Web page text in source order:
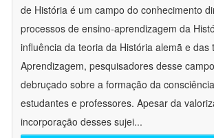
de História é um campo do conhecimento
processos de ensino-aprendizagem da
influência da teoria da História alemã e das
Aprendizagem, pesquisadores desse
debruçado sobre a formação da
estudantes e professores. Apesar da
incorporação desses sujei...